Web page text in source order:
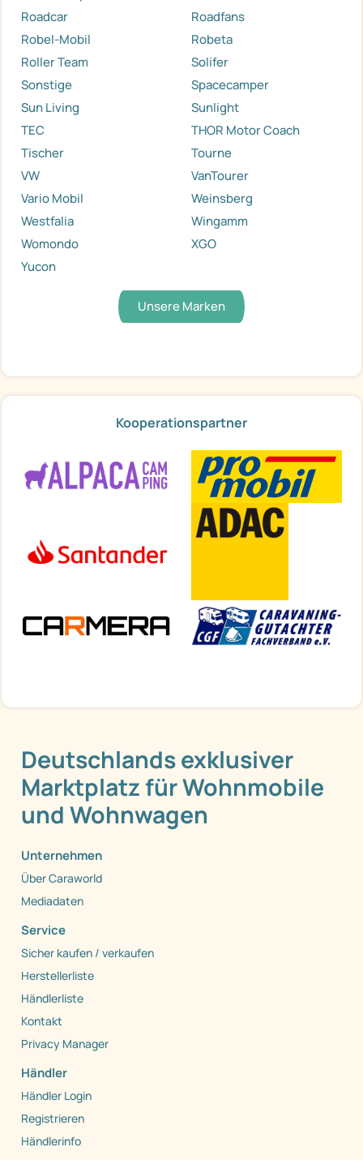
Roadcar
Roadfans
Robel-Mobil
Robeta
Roller Team
Solifer
Sonstige
Spacecamper
Sun Living
Sunlight
TEC
THOR Motor Coach
Tischer
Tourne
VW
VanTourer
Vario Mobil
Weinsberg
Westfalia
Wingamm
Womondo
XGO
Yucon
Unsere Marken
Kooperationspartner
Deutschlands exklusiver
Marktplatz für Wohnmobile
und Wohnwagen
Unternehmen
Über Caraworld
Mediadaten
Service
Sicher kaufen / verkaufen
Herstellerliste
Händlerliste
Kontakt
Privacy Manager
Händler
Händler Login
Registrieren
Händlerinfo